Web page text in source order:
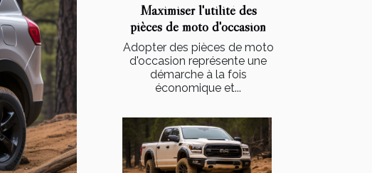
Maximiser l'utilité des
pièces de moto d'occasion
Adopter des pièces de moto
d'occasion représente une
démarche à la fois
économique et...